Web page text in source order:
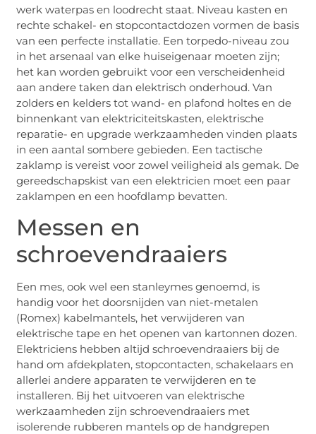
werk waterpas en loodrecht staat. Niveau kasten en
rechte schakel- en stopcontactdozen vormen de basis
van een perfecte installatie. Een torpedo-niveau zou
in het arsenaal van elke huiseigenaar moeten zijn;
het kan worden gebruikt voor een verscheidenheid
aan andere taken dan elektrisch onderhoud. Van
zolders en kelders tot wand- en plafond holtes en de
binnenkant van elektriciteitskasten, elektrische
reparatie- en upgrade werkzaamheden vinden plaats
in een aantal sombere gebieden. Een tactische
zaklamp is vereist voor zowel veiligheid als gemak. De
gereedschapskist van een elektricien moet een paar
zaklampen en een hoofdlamp bevatten.
Messen en
schroevendraaiers
Een mes, ook wel een stanleymes genoemd, is
handig voor het doorsnijden van niet-metalen
(Romex) kabelmantels, het verwijderen van
elektrische tape en het openen van kartonnen dozen.
Elektriciens hebben altijd schroevendraaiers bij de
hand om afdekplaten, stopcontacten, schakelaars en
allerlei andere apparaten te verwijderen en te
installeren. Bij het uitvoeren van elektrische
werkzaamheden zijn schroevendraaiers met
isolerende rubberen mantels op de handgrepen